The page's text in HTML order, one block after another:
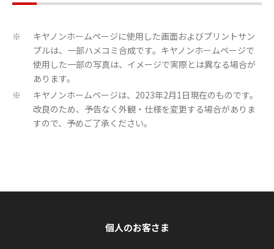
※
キヤノンホームページに使用した画面およびプリントサン
プルは、一部ハメコミ合成です。キヤノンホームページで
使用した一部の写真は、イメージで実際とは異なる場合が
あります。
※
キヤノンホームページは、2023年2月1日現在のものです。
改良のため、予告なく外観・仕様を変更する場合がありま
すので、予めご了承ください。
個人のお客さま